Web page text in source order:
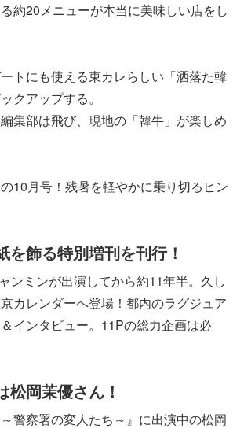
約20メニューが本当に美味しい店をし
トにも使える東カレらしい「洒落た韓
クアップする。
集部は飛び、現地の「韓牛」が楽しめ
10月号！残暑を軽やかに乗り切るヒン
を飾る特別増刊を刊行！
ンミンが出演してから約11年半。久し
カレンダーへ登場！都内のラグジュア
インタビュー。11Pの総力企画は必
松岡茉優さん！
警察署の変人たち～』に出演中の松岡